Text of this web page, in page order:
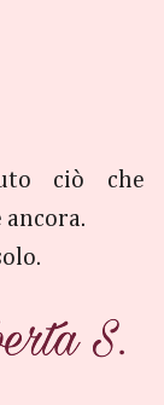
ciò che
ancora.